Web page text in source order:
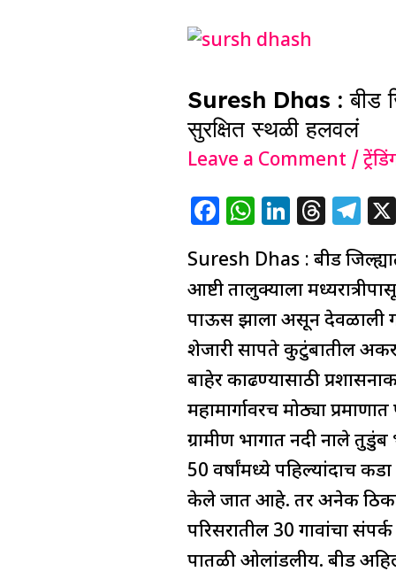
Suresh Dhas : बीड
सुरक्षित स्थळी हलवलं
Leave a Comment /
F
c
e
b
o
o
k
W
at
s
A
p
p
Li
k
e
dI
n
T
h
re
a
d
s
T
e
g
ra
m
Suresh Dhas : बीड
आष्टी तालुक्याला
पाऊस झाला असून देवळाली
शेजारी सापते कुटुंबातील
बाहेर काढण्यासाठी
महामार्गावरच मोठ्या
ग्रामीण भागात नदी नाले
50 वर्षांमध्ये पहिल्यांदाच
केले जात आहे. तर अनेक
परिसरातील 30 गावांचा
पातळी ओलांडलीय. बीड
Suresh
:
बीड
जिल्ह्यात
धो
धो
पाऊस;
कडा
शहर
पाण्याखाली,
11
जणांना
हेलिकॉप्टरने
सुरक्षित
स्थळी
हलवलं